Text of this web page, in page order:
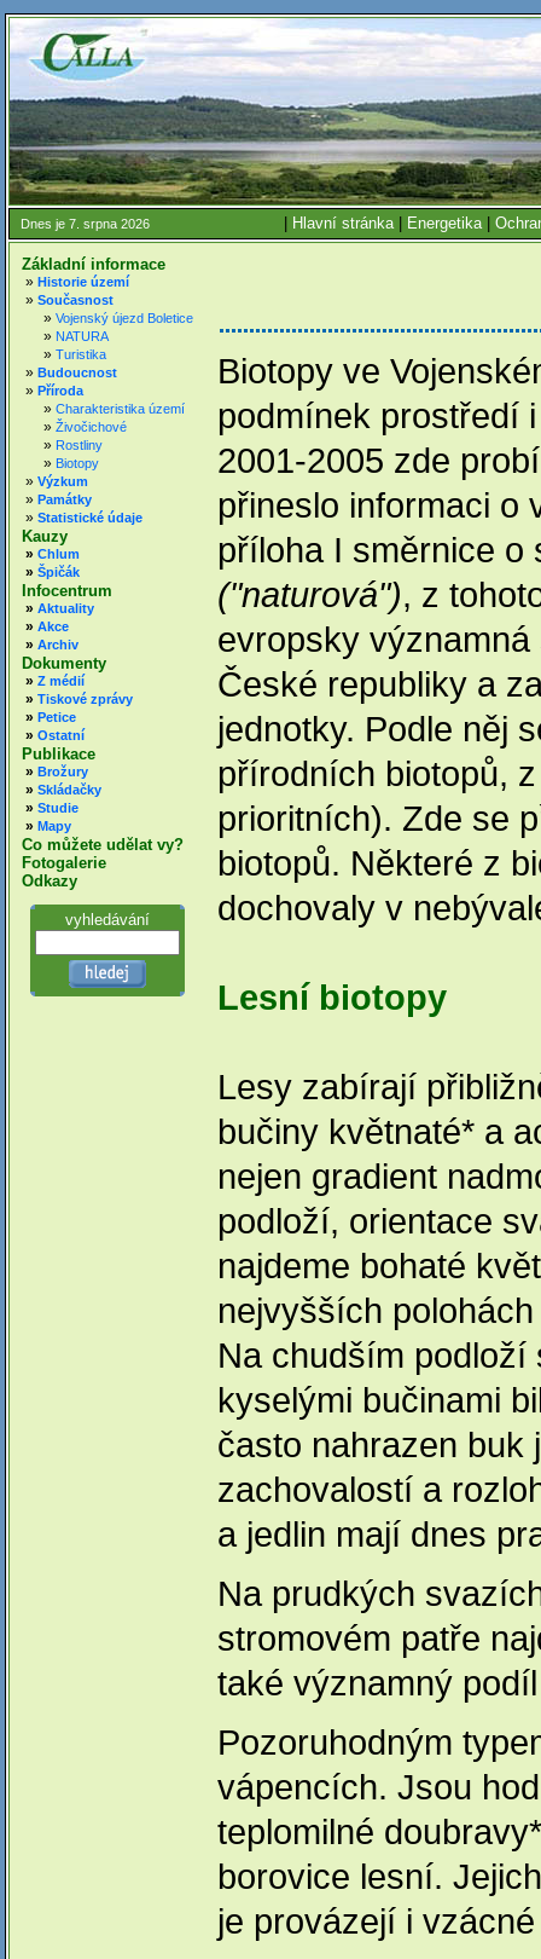
Dnes je 7. srpna 2026 Hlavní stránka| Energetika|
Základní informace
» Historie území
» Současnost
» Vojenský újezd Boletice
» NATURA
» Turistika
» Budoucnost
» Příroda
» Charakteristika území
» Živočichové
» Rostliny
» Biotopy
» Výzkum
» Památky
» Statistické údaje
Kauzy
» Chlum
» Špičák
Infocentrum
» Aktuality
» Akce
» Archiv
Dokumenty
» Z médií
» Tiskové zprávy
» Petice
» Ostatní
Publikace
» Brožury
» Skládačky
» Studie
» Mapy
Co můžete udělat vy?
Fotogalerie
Odkazy
vyhledávání
Biotopy ve
podmínek prostředí
2001-2005 zde
přineslo informaci o
příloha I směrnice
("naturová"), z
evropsky
České republiky a
jednotky. Podle něj
přírodních biotopů,
prioritních). Zde se
biotopů. Některé z
dochovaly v
Lesní biotopy
Lesy zabírají
bučiny květnaté* a
nejen gradient
podloží, orientace
najdeme bohaté
nejvyšších
Na chudším
kyselými bučinami
často nahrazen buk
zachovalostí a
a jedlin mají dnes
Na prudkých
stromovém patře
také významný
Pozoruhodným
vápencích. Jsou
teplomilné
borovice lesní.
je provázejí i